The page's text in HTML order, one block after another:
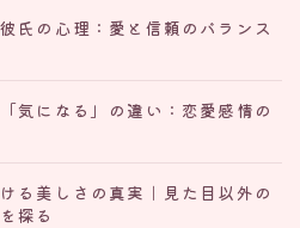
氏の心理：愛と信頼のバランス
「気になる」の違い：恋愛感情の
る美しさの真実｜見た目以外の
探る